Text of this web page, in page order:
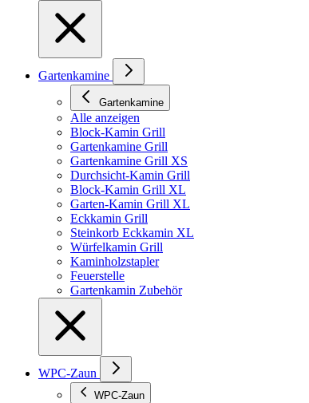
Gartenkamine
Gartenkamine
Alle anzeigen
Block-Kamin Grill
Gartenkamine Grill
Gartenkamine Grill XS
Durchsicht-Kamin Grill
Block-Kamin Grill XL
Garten-Kamin Grill XL
Eckkamin Grill
Steinkorb Eckkamin XL
Würfelkamin Grill
Kaminholzstapler
Feuerstelle
Gartenkamin Zubehör
WPC-Zaun
WPC-Zaun